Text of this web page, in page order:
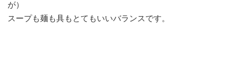
が）
スープも麺も具もとてもいいバランスです。